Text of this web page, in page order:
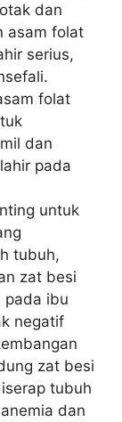
dan
asam folat
serius,
folat
dan
pada
untuk
tubuh,
zat besi
pada ibu
negatif
zat besi
tubuh
dan